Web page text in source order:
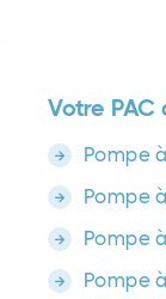
Votre PAC
Pompe
Pompe
Pompe
Pompe